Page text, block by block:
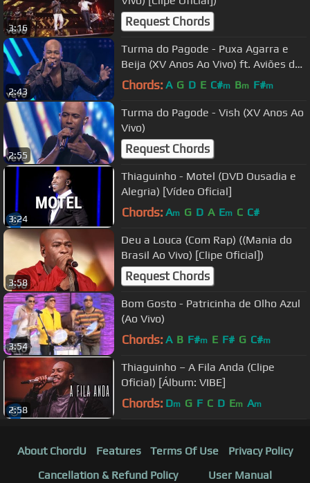
3:16 Request Chords
2:43
Turma do Pagode - Puxa Agarra e
Beija (XV Anos Ao Vivo) ft. Aviões do
Forró
Chords: A G D E C#m Bm F#m
2:55
Turma do Pagode - Vish (XV Anos Ao
Vivo)
Request Chords
3:24
Thiaguinho - Motel (DVD Ousadia e
Alegria) [Vídeo Oficial]
Chords: Am G D A Em C C#
3:58
Deu a Louca (Com Rap) ((Mania do
Brasil Ao Vivo) [Clipe Oficial])
Request Chords
3:54
Bom Gosto - Patricinha de Olho Azul
(Ao Vivo)
Chords: A B F#m E F# G C#m
2:58
Thiaguinho – A Fila Anda (Clipe
Oficial) [Álbum: VIBE]
Chords: Dm G F C D Em Am
About ChordU Features Terms Of Use
Privacy Policy
Cancellation & Refund Policy
User Manual